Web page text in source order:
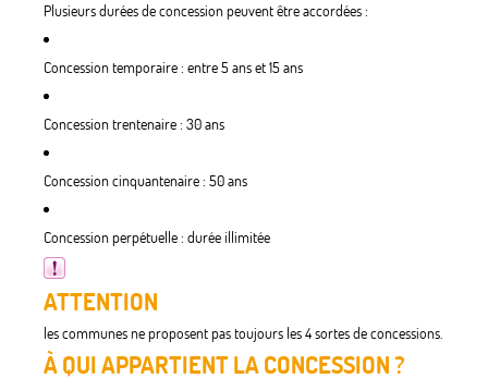
Plusieurs durées de concession peuvent être accordées :
Concession temporaire : entre 5 ans et 15 ans
Concession trentenaire : 30 ans
Concession cinquantenaire : 50 ans
Concession perpétuelle : durée illimitée
ATTENTION
les communes ne proposent pas toujours les 4 sortes de concessions.
À QUI APPARTIENT LA CONCESSION ?